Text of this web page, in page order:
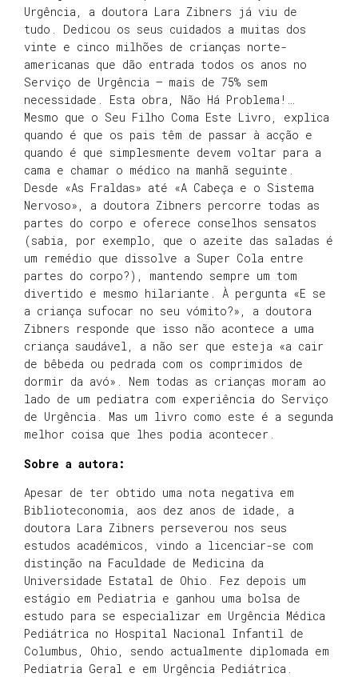
Urgência, a doutora Lara Zibners já viu de
tudo. Dedicou os seus cuidados a muitas dos
vinte e cinco milhões de crianças norte-
americanas que dão entrada todos os anos no
Serviço de Urgência – mais de 75% sem
necessidade. Esta obra, Não Há Problema!…
Mesmo que o Seu Filho Coma Este Livro, explica
quando é que os pais têm de passar à acção e
quando é que simplesmente devem voltar para a
cama e chamar o médico na manhã seguinte.
Desde «As Fraldas» até «A Cabeça e o Sistema
Nervoso», a doutora Zibners percorre todas as
partes do corpo e oferece conselhos sensatos
(sabia, por exemplo, que o azeite das saladas é
um remédio que dissolve a Super Cola entre
partes do corpo?), mantendo sempre um tom
divertido e mesmo hilariante. À pergunta «E se
a criança sufocar no seu vómito?», a doutora
Zibners responde que isso não acontece a uma
criança saudável, a não ser que esteja «a cair
de bêbeda ou pedrada com os comprimidos de
dormir da avó». Nem todas as crianças moram ao
lado de um pediatra com experiência do Serviço
de Urgência. Mas um livro como este é a segunda
melhor coisa que lhes podia acontecer.
Sobre a autora:
Apesar de ter obtido uma nota negativa em
Biblioteconomia, aos dez anos de idade, a
doutora Lara Zibners perseverou nos seus
estudos académicos, vindo a licenciar-se com
distinção na Faculdade de Medicina da
Universidade Estatal de Ohio. Fez depois um
estágio em Pediatria e ganhou uma bolsa de
estudo para se especializar em Urgência Médica
Pediátrica no Hospital Nacional Infantil de
Columbus, Ohio, sendo actualmente diplomada em
Pediatria Geral e em Urgência Pediátrica.